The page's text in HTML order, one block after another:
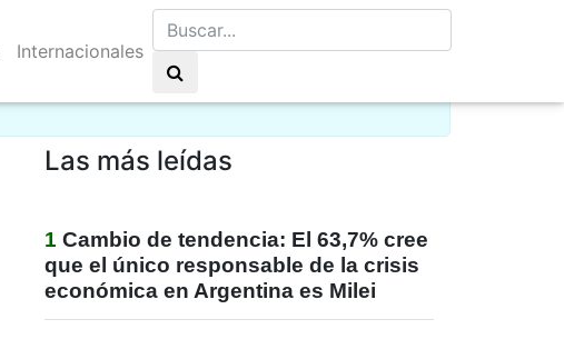
Internacionales
Las más leídas
1 Cambio de tendencia: El 63,7% cree
que el único responsable de la crisis
económica en Argentina es Milei